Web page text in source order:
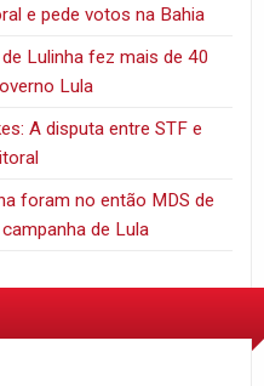
e pede votos na Bahia
Lulinha fez mais de 40
Lula
A disputa entre STF e
foram no então MDS de
de Lula